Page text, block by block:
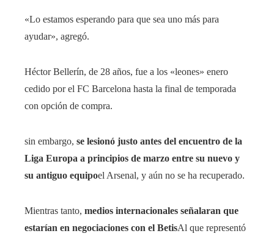
«Lo estamos esperando para que sea uno más para
ayudar», agregó.
Héctor Bellerín, de 28 años, fue a los «leones» enero
cedido por el FC Barcelona hasta la final de temporada
con opción de compra.
sin embargo, se lesionó justo antes del encuentro de la
Liga Europa a principios de marzo entre su nuevo y
su antiguo equipoel Arsenal, y aún no se ha recuperado.
Mientras tanto, medios internacionales señalaran que
estarían en negociaciones con el BetisAl que representó